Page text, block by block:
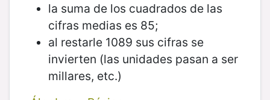
la suma de los cuadrados de las
cifras medias es 85;
al restarle 1089 sus cifras se
invierten (las unidades pasan a ser
millares, etc.)